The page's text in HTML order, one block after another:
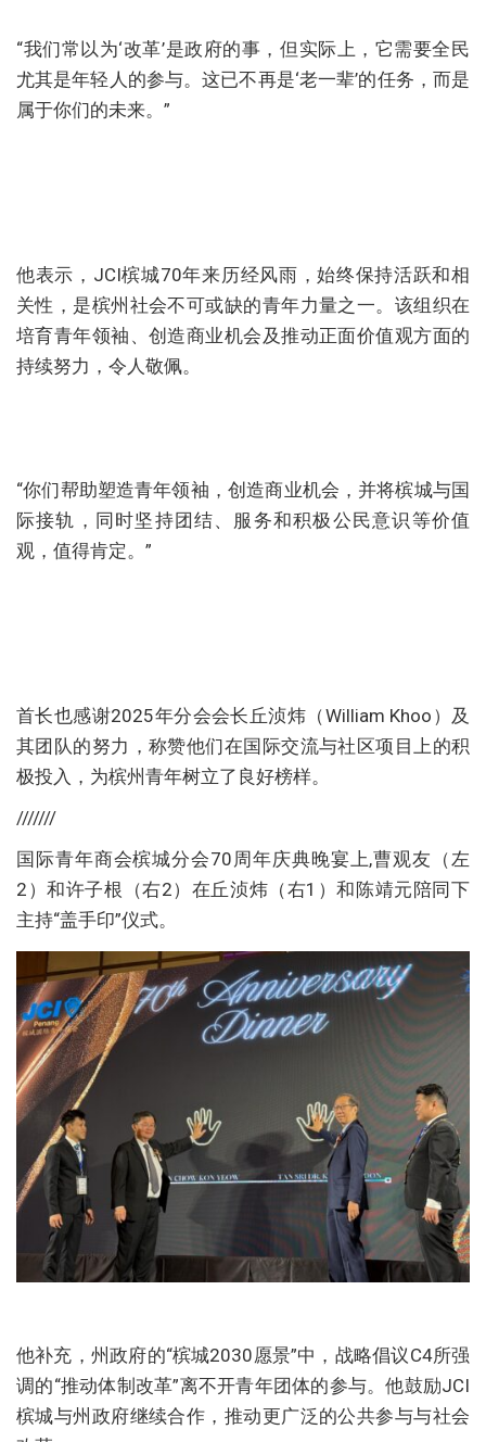
“我们常以为‘改革’是政府的事，但实际上，它需要全民
尤其是年轻人的参与。这已不再是‘老一辈’的任务，而是
属于你们的未来。”
他表示，JCI槟城70年来历经风雨，始终保持活跃和相
关性，是槟州社会不可或缺的青年力量之一。该组织在
培育青年领袖、创造商业机会及推动正面价值观方面的
持续努力，令人敬佩。
“你们帮助塑造青年领袖，创造商业机会，并将槟城与国
际接轨，同时坚持团结、服务和积极公民意识等价值
观，值得肯定。”
首长也感谢2025年分会会长丘浈炜（William Khoo）及
其团队的努力，称赞他们在国际交流与社区项目上的积
极投入，为槟州青年树立了良好榜样。
///////
国际青年商会槟城分会70周年庆典晚宴上,曹观友（左
2）和许子根（右2）在丘浈炜（右1）和陈靖元陪同下
主持“盖手印”仪式。
他补充，州政府的“槟城2030愿景”中，战略倡议C4所强
调的“推动体制改革”离不开青年团体的参与。他鼓励JCI
槟城与州政府继续合作，推动更广泛的公共参与与社会